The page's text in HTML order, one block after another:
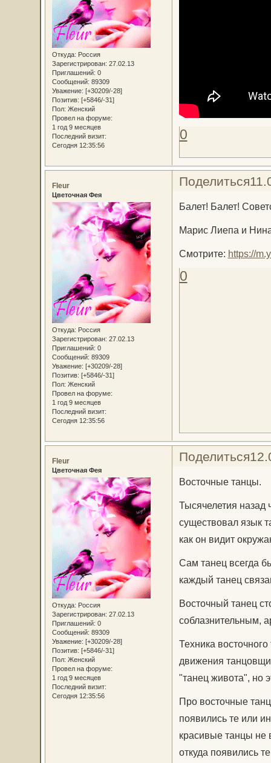
Откуда: Россия
Зарегистрирован: 27.02.13
Приглашений: 0
Сообщений: 89309
Уважение: [+30209/-28]
Позитив: [+5846/-31]
Пол: Женский
Провел на форуме:
1 год 9 месяцев
Последний визит:
Сегодня 12:35:56
0
Поделиться
Fleur
Цветочная Фея
Откуда: Россия
Зарегистрирован: 27.02.13
Приглашений: 0
Сообщений: 89309
Уважение: [+30209/-28]
Позитив: [+5846/-31]
Пол: Женский
Провел на форуме:
1 год 9 месяцев
Последний визит:
Сегодня 12:35:56
Балет! Балет!
Марис Лиепа и
Смотрите: https://
0
Поделиться
Fleur
Цветочная Фея
Откуда: Россия
Зарегистрирован: 27.02.13
Приглашений: 0
Сообщений: 89309
Уважение: [+30209/-28]
Позитив: [+5846/-31]
Пол: Женский
Провел на форуме:
1 год 9 месяцев
Последний визит:
Сегодня 12:35:56
Восточные танцы.
Тысячелетия назад
существовал язык
как он видит
Сам танец всегда
каждый танец
Восточный танец
соблазнительным,
Техника
движения
"танец живота", но
Про восточные
появились те или
красивые танцы не
откуда появились